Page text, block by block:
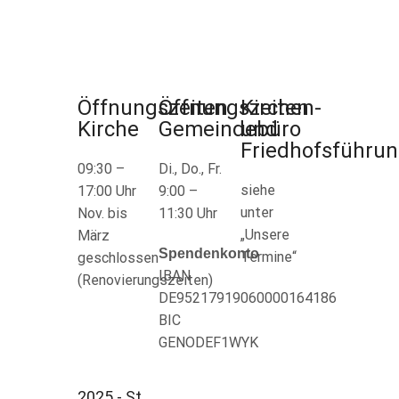
Öffnungszeiten
Kirche
09:30 –
17:00 Uhr
Nov. bis
März
geschlossen
(Renovierungszeiten)
Öffnungszeiten
Gemeindebüro
Di., Do., Fr.
9:00 –
11:30 Uhr
Spendenkonto
IBAN
DE95217919060000164186
BIC
GENODEF1WYK
Kirchen-
und
siehe
unter
„Unsere
Termine“